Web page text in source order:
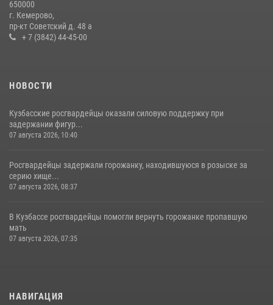
детского дома в рамках всероссийской акции
20 июля 2026, 10:54
650000
г. Кемерово,
пр-кт Советский д. 48 а
+ 7 (3842) 44-45-00
НОВОСТИ
Кузбасские росгвардейцы оказали силовую поддержку при
задержании фигур...
07 августа 2026, 10:40
Росгвардейцы задержали горожанку, находившуюся в розыске за
серию хище...
07 августа 2026, 08:37
В Кузбассе росгвардейцы помогли вернуть горожанке пропавшую
мать
07 августа 2026, 07:35
НАВИГАЦИЯ